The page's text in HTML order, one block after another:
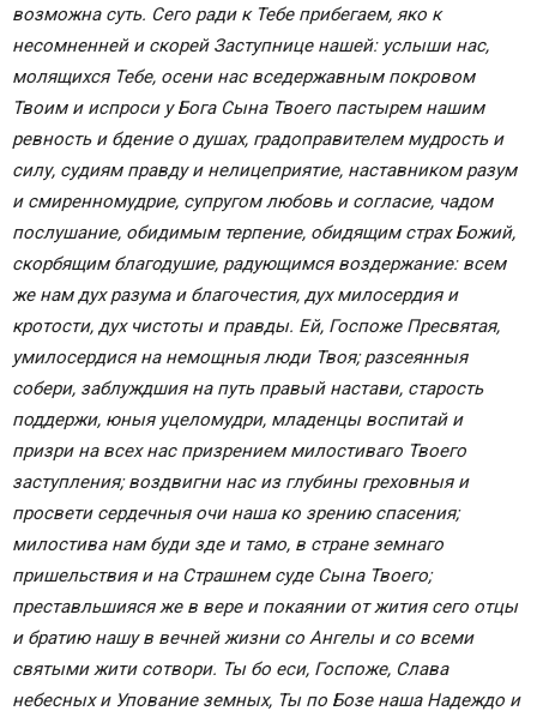
возможна суть. Сего ради к Тебе прибегаем, яко к
несомненней и скорей Заступнице нашей: услыши нас,
молящихся Тебе, осени нас вседержавным покровом
Твоим и испроси у Бога Сына Твоего пастырем нашим
ревность и бдение о душах, градоправителем мудрость и
силу, судиям правду и нелицеприятие, наставником разум
и смиренномудрие, супругом любовь и согласие, чадом
послушание, обидимым терпение, обидящим страх Божий,
скорбящим благодушие, радующимся воздержание: всем
же нам дух разума и благочестия, дух милосердия и
кротости, дух чистоты и правды. Ей, Госпоже Пресвятая,
умилосердися на немощныя люди Твоя; разсеянныя
собери, заблуждшия на путь правый настави, старость
поддержи, юныя уцеломудри, младенцы воспитай и
призри на всех нас призрением милостиваго Твоего
заступления; воздвигни нас из глубины греховныя и
просвети сердечныя очи наша ко зрению спасения;
милостива нам буди зде и тамо, в стране земнаго
пришельствия и на Страшнем суде Сына Твоего;
преставльшияся же в вере и покаянии от жития сего отцы
и братию нашу в вечней жизни со Ангелы и со всеми
святыми жити сотвори. Ты бо еси, Госпоже, Слава
небесных и Упование земных, Ты по Бозе наша Надеждо и